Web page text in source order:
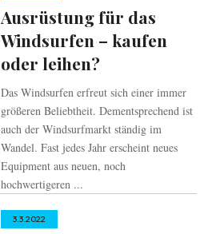
Ausrüstung für das
Windsurfen – kaufen
oder leihen?
Das Windsurfen erfreut sich einer immer
größeren Beliebtheit. Dementsprechend ist
auch der Windsurfmarkt ständig im
Wandel. Fast jedes Jahr erscheint neues
Equipment aus neuen, noch
hochwertigeren ...
3.3.2022